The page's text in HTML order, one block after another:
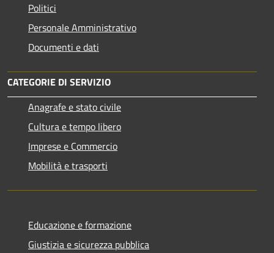
Politici
Personale Amministrativo
Documenti e dati
CATEGORIE DI SERVIZIO
Anagrafe e stato civile
Cultura e tempo libero
Imprese e Commercio
Mobilità e trasporti
Educazione e formazione
Giustizia e sicurezza pubblica